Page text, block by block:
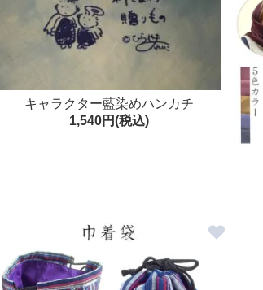
キャラクター藍染めハンカチ
1,540円(税込)